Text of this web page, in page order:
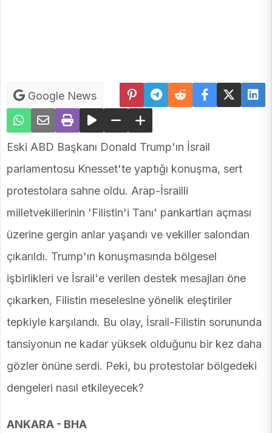
Google News
Eski ABD Başkanı Donald Trump'ın İsrail
parlamentosu Knesset'te yaptığı konuşma, sert
protestolara sahne oldu. Arap-İsrailli
milletvekillerinin 'Filistin'i Tanı' pankartları açması
üzerine gergin anlar yaşandı ve vekiller salondan
çıkarıldı. Trump'ın konuşmasında bölgesel
işbirlikleri ve İsrail'e verilen destek mesajları öne
çıkarken, Filistin meselesine yönelik eleştiriler
tepkiyle karşılandı. Bu olay, İsrail-Filistin sorununda
tansiyonun ne kadar yüksek olduğunu bir kez daha
gözler önüne serdi. Peki, bu protestolar bölgedeki
dengeleri nasıl etkileyecek?
ANKARA - BHA